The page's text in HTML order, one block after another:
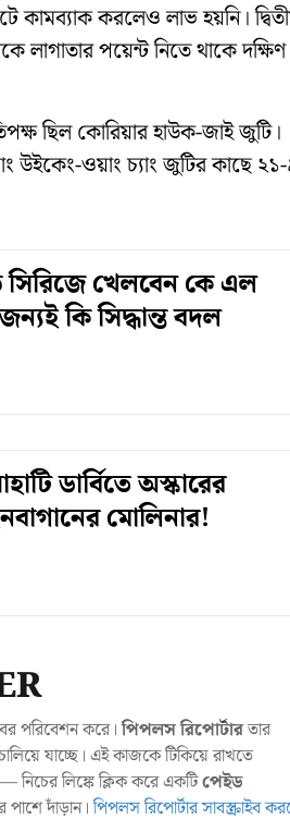
কামব্যাক করলেও লাভ হয়নি।
পয়েন্ট নিতে থাকে দক্ষিণ
ছিল কোরিয়ার হাউক-জাই জুটি।
উইকেং-ওয়াং চ্যাং জুটির কাছে
খেলবেন কে এল
কি সিদ্ধান্ত বদল
ডার্বিতে অস্কারের
মোলিনার!
পরিবেশন করে।পিপলস রিপোর্টারতার
যাচ্ছে। এই কাজকে টিকিয়ে রাখতে
লিঙ্কে ক্লিক করে একটিপেইড
পাশে দাঁড়ান।পিপলস রিপোর্টার সাবস্ক্রাইব